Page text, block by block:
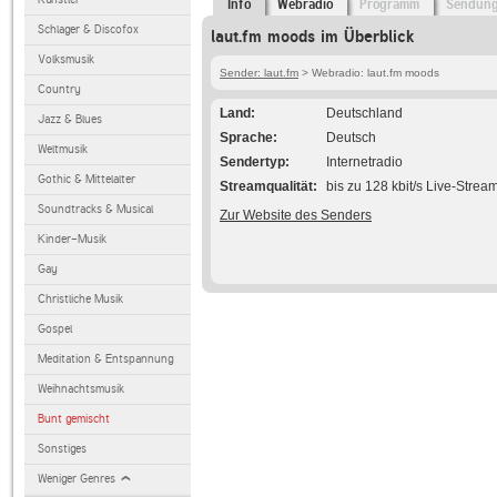
Schlager & Discofox
Volksmusik
Country
Jazz & Blues
Weltmusik
Gothic & Mittelalter
Soundtracks & Musical
Kinder-Musik
Gay
Christliche Musik
Gospel
Meditation & Entspannung
Weihnachtsmusik
Bunt gemischt
Sonstiges
Weniger Genres
Info Webradio Programm
laut.fm moods im Überblick
Sender: laut.fm > Webradio: laut.fm moods
Land
Deutschland
Sprache
Deutsch
Sendertyp
Internetradio
Streamqualität
bis zu 128 kbit/s Live-
Zur Website des Senders